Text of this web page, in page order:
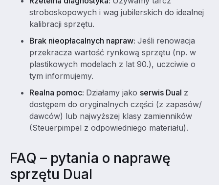
stroboskopowych i wag jubilerskich do idealnej
kalibracji sprzętu.
Brak nieopłacalnych napraw: Jeśli renowacja
przekracza wartość rynkową sprzętu (np. w
plastikowych modelach z lat 90.), uczciwie o
tym informujemy.
Realna pomoc: Działamy jako serwis Dual z
dostępem do oryginalnych części (z zapasów/
dawców) lub najwyższej klasy zamienników
(Steuerpimpel z odpowiedniego materiału).
FAQ – pytania o naprawę
sprzętu Dual